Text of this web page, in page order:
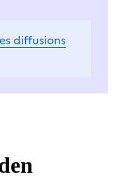
diffusions